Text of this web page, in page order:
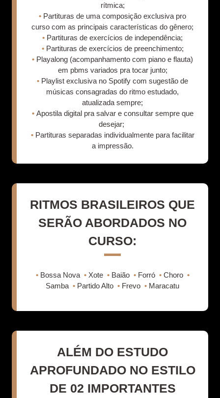
rítmica;
• Partituras de uma composição exclusiva pro
curso com as principais características do gênero;
• Partituras de exercícios de independência;
• Partituras de exercícios de preenchimento;
• Playalong (acompanhamento com piano e flauta)
em pbms variados pra tocar junto;
• Playlist exclusiva no Spotify com sugestão de
músicas consagradas do ritmo estudado,
atualizada sempre;
• Apostila digital pra salvar e consultar sempre que
desejar;
• Partituras separadas individualmente para facilitar
a impressão.
RITMOS BRASILEIROS QUE
SERÃO ABORDADOS NO
CURSO:
• Bossa Nova •Xote •Baião •Forró •Choro •
Samba • Partido Alto • Frevo • Maracatu
ALÉM DO ESTUDO
APROFUNDADO NO ESTILO
DE 02 IMPORTANTES